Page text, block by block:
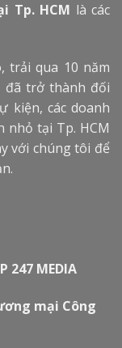
Tp. HCM là các
trải qua 10 năm
đã trở thành đối
kiện, các doanh
nhỏ tại Tp. HCM
với chúng tôi để
247 MEDIA
mại Công